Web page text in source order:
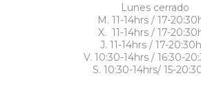
Lunes cerrado
M. 11-14hrs / 17-
X. 11-14hrs / 17-
J. 11-14hrs / 17-
V. 10:30-14hrs / 16:30-
S. 10:30-14hrs/ 15-